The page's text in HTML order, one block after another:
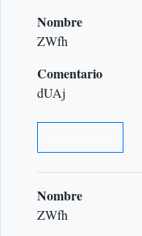
Nombre
ZWfh
Comentario
dUAj
Nombre
ZWfh